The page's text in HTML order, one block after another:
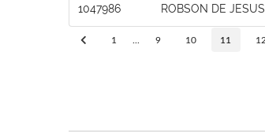
1047986 ROBSON DE
1 9 10 11 12